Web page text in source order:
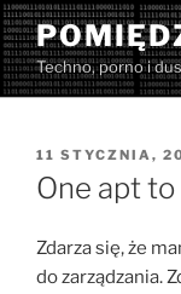
Przejdź
do
treściTechno, porno i
OPUBLIKOWANE
W
11 STYCZNIA,
One apt
Zdarza się, że
do zarządzania.